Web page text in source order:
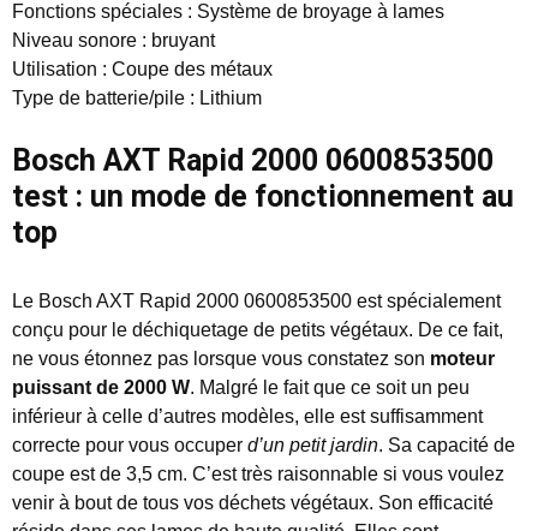
Fonctions spéciales : Système de broyage à lames
Niveau sonore : bruyant
Utilisation : Coupe des métaux
Type de batterie/pile : Lithium
Bosch AXT Rapid 2000 0600853500
test : un mode de fonctionnement au
top
Le Bosch AXT Rapid 2000 0600853500 est spécialement
conçu pour le déchiquetage de petits végétaux. De ce fait,
ne vous étonnez pas lorsque vous constatez son moteur
puissant de 2000 W. Malgré le fait que ce soit un peu
inférieur à celle d’autres modèles, elle est suffisamment
correcte pour vous occuper d’un petit jardin. Sa capacité de
coupe est de 3,5 cm. C’est très raisonnable si vous voulez
venir à bout de tous vos déchets végétaux. Son efficacité